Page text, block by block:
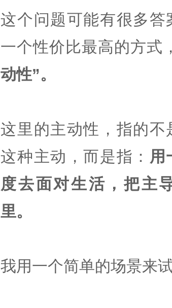
这个问题可能有很多答
一个性价比最高的方式
动性”。
这里的主动性，指的不
这种主动，而是指： 用
度去面对生活，把主
里。
我用一个简单的场景来